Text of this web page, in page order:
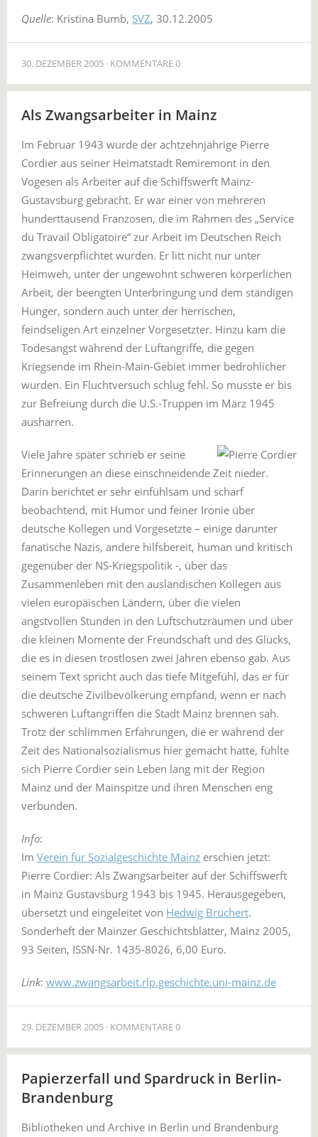
Quelle: Kristina Bumb, SVZ, 30.12.2005
30. DEZEMBER 2005 KOMMENTARE 0
Als Zwangsarbeiter in Mainz
Im Februar 1943 wurde der achtzehnjährige Pierre
Cordier aus seiner Heimatstadt Remiremont in den
Vogesen als Arbeiter auf die Schiffswerft Mainz-
Gustavsburg gebracht. Er war einer von mehreren
hunderttausend Franzosen, die im Rahmen des „Service
du Travail Obligatoire“ zur Arbeit im Deutschen Reich
zwangsverpflichtet wurden. Er litt nicht nur unter
Heimweh, unter der ungewohnt schweren körperlichen
Arbeit, der beengten Unterbringung und dem ständigen
Hunger, sondern auch unter der herrischen,
feindseligen Art einzelner Vorgesetzter. Hinzu kam die
Todesangst während der Luftangriffe, die gegen
Kriegsende im Rhein-Main-Gebiet immer bedrohlicher
wurden. Ein Fluchtversuch schlug fehl. So musste er bis
zur Befreiung durch die U.S.-Truppen im März 1945
ausharren.
Viele Jahre später schrieb er seine
Erinnerungen an diese einschneidende Zeit nieder.
Darin berichtet er sehr einfühlsam und scharf
beobachtend, mit Humor und feiner Ironie über
deutsche Kollegen und Vorgesetzte – einige darunter
fanatische Nazis, andere hilfsbereit, human und kritisch
gegenüber der NS-Kriegspolitik -, über das
Zusammenleben mit den ausländischen Kollegen aus
vielen europäischen Ländern, über die vielen
angstvollen Stunden in den Luftschutzräumen und über
die kleinen Momente der Freundschaft und des Glücks,
die es in diesen trostlosen zwei Jahren ebenso gab. Aus
seinem Text spricht auch das tiefe Mitgefühl, das er für
die deutsche Zivilbevölkerung empfand, wenn er nach
schweren Luftangriffen die Stadt Mainz brennen sah.
Trotz der schlimmen Erfahrungen, die er während der
Zeit des Nationalsozialismus hier gemacht hatte, fühlte
sich Pierre Cordier sein Leben lang mit der Region
Mainz und der Mainspitze und ihren Menschen eng
verbunden.
Info:
Im Verein für Sozialgeschichte Mainz erschien jetzt:
Pierre Cordier: Als Zwangsarbeiter auf der Schiffswerft
in Mainz Gustavsburg 1943 bis 1945. Herausgegeben,
übersetzt und eingeleitet von Hedwig Brüchert.
Sonderheft der Mainzer Geschichtsblätter, Mainz 2005,
93 Seiten, ISSN-Nr. 1435-8026, 6,00 Euro.
Link: www.zwangsarbeit.rlp.geschichte.uni-mainz.de
29. DEZEMBER 2005 KOMMENTARE 0
Papierzerfall und Spardruck in Berlin-
Brandenburg
Bibliotheken und Archive in Berlin und Brandenburg